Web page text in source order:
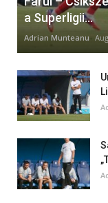
a Superligii...
Adrian Munteanu